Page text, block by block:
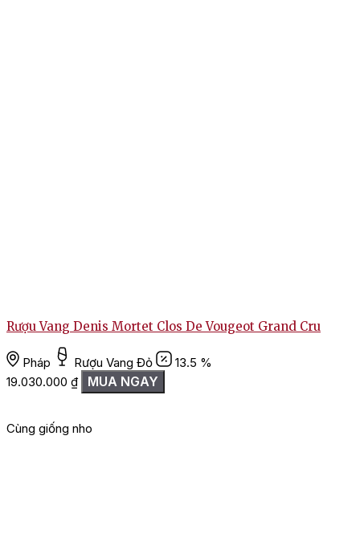
Rượu Vang Denis Mortet Clos De Vougeot Grand Cru
Pháp Rượu Vang Đỏ
13.5 %
19.030.000 ₫ MUA NGAY
Cùng giống nho